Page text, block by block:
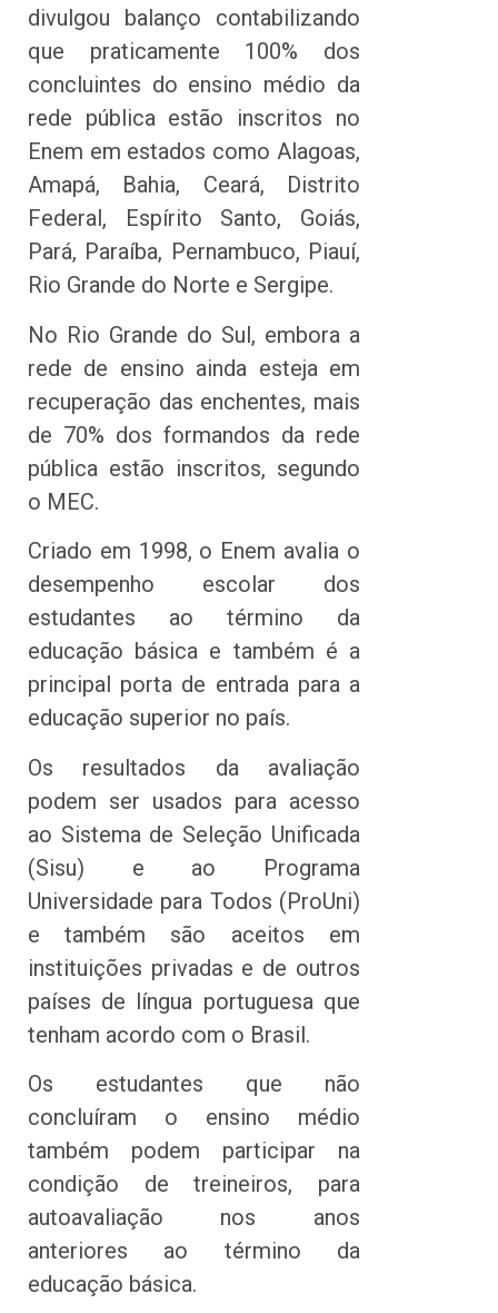
divulgou balanço contabilizando
que praticamente 100% dos
concluintes do ensino médio da
rede pública estão inscritos no
Enem em estados como Alagoas,
Amapá, Bahia, Ceará, Distrito
Federal, Espírito Santo, Goiás,
Pará, Paraíba, Pernambuco, Piauí,
Rio Grande do Norte e Sergipe.
No Rio Grande do Sul, embora a
rede de ensino ainda esteja em
recuperação das enchentes, mais
de 70% dos formandos da rede
pública estão inscritos, segundo
o MEC.
Criado em 1998, o Enem avalia o
desempenho escolar dos
estudantes ao término da
educação básica e também é a
principal porta de entrada para a
educação superior no país.
Os resultados da avaliação
podem ser usados para acesso
ao Sistema de Seleção Unificada
(Sisu) e ao Programa
Universidade para Todos (ProUni)
e também são aceitos em
instituições privadas e de outros
países de língua portuguesa que
tenham acordo com o Brasil.
Os estudantes que não
concluíram o ensino médio
também podem participar na
condição de treineiros, para
autoavaliação nos anos
anteriores ao término da
educação básica.